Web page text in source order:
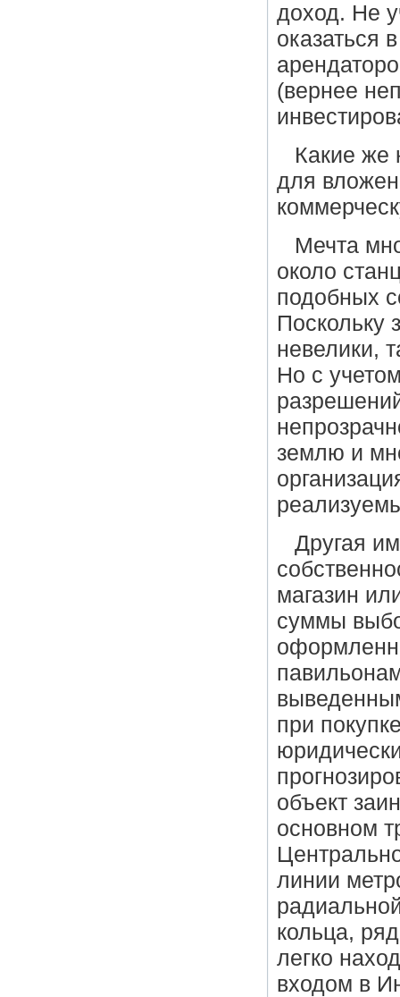
доход. Не
оказаться
(вернее
Какие же
для
Мечта
около
подобных
Поскольку
невелики,
Но с
землю и
Другая
магазин
суммы
при
объект
основном
линии
кольца,
легко
входом в